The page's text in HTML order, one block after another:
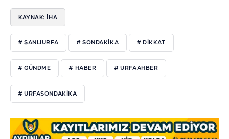
KAYNAK: İHA
# ŞANLIURFA # SONDAKIKA # DIKKAT
# GÜNDME # HABER # URFAAHBER
# URFASONDAKIKA